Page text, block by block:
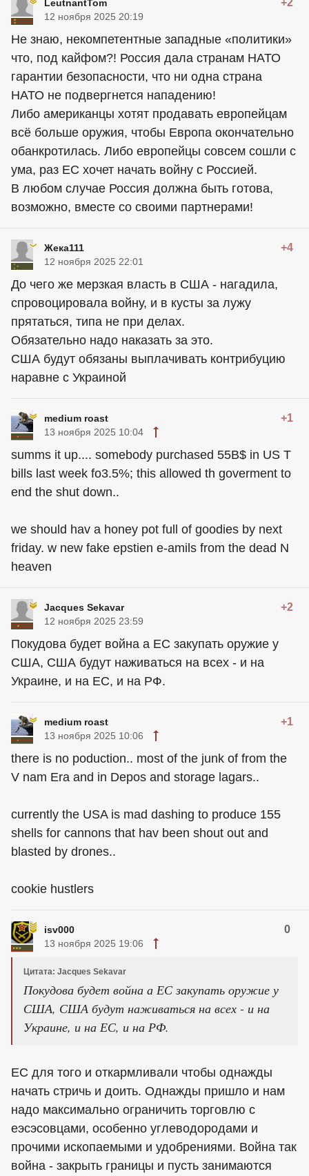
LeutnantTom +2
12 ноября 2025 20:19
Не знаю, некомпетентные западные «политики»
что, под кайфом?! Россия дала странам НАТО
гарантии безопасности, что ни одна страна
НАТО не подвергнется нападению!
Либо американцы хотят продавать европейцам
всё больше оружия, чтобы Европа окончательно
обанкротилась. Либо европейцы совсем сошли с
ума, раз ЕС хочет начать войну с Россией.
В любом случае Россия должна быть готова,
возможно, вместе со своими партнерами!
Жека111 +4
12 ноября 2025 22:01
До чего же мерзкая власть в США - нагадила,
спровоцировала войну, и в кусты за лужу
прятаться, типа не при делах.
Обязательно надо наказать за это.
США будут обязаны выплачивать контрибуцию
наравне с Украиной
medium roast +1
13 ноября 2025 10:04
summs it up.... somebody purchased 55B$ in US T
bills last week fo3.5%; this allowed th goverment to
end the shut down..
we should hav a honey pot full of goodies by next
friday. w new fake epstien e-amils from the dead N
heaven
Jacques Sekavar +2
12 ноября 2025 23:59
Покудова будет война а ЕС закупать оружие у
США, США будут наживаться на всех - и на
Украине, и на ЕС, и на РФ.
medium roast +1
13 ноября 2025 10:06
there is no poduction.. most of the junk of from the
V nam Era and in Depos and storage lagars..
currently the USA is mad dashing to produce 155
shells for cannons that hav been shout out and
blasted by drones..
cookie hustlers
isv000 0
13 ноября 2025 19:06
Цитата: Jacques Sekavar
Покудова будет война а ЕС закупать оружие у
США, США будут наживаться на всех - и на
Украине, и на ЕС, и на РФ.
ЕС для того и откармливали чтобы однажды
начать стричь и доить. Однажды пришло и нам
надо максимально ограничить торговлю с
еэсэсовцами, особенно углеводородами и
прочими ископаемыми и удобрениями. Война так
война - закрыть границы и пусть занимаются